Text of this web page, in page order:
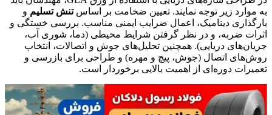
به موارد زیر توجه نمایند. تعیین ضخامت بر اساستنش تسلیم و
بارگذاری دینامیک، اعمال ضرایب ایمنی مناسب. بررسی خستگی و
اثرات ضربه، و در نظر گرفتن شرایط محیطی (دما، شوری آب،
جریان‌های دریایی). همچنین تحلیل‌های جوش و اتصالات، انتخاب
روش‌های اتصال (جوش، پیچ و مهره) و طراحی برای بازرسی و
تعمیرات دوره‌ای از اهمیت بالایی برخوردار است.